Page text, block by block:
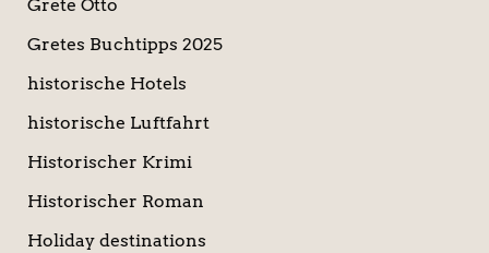
Grete Otto
Gretes Buchtipps 2025
historische Hotels
historische Luftfahrt
Historischer Krimi
Historischer Roman
Holiday destinations